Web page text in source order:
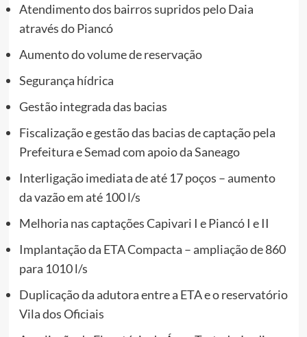
Atendimento dos bairros supridos pelo Daia
através do Piancó
Aumento do volume de reservação
Segurança hídrica
Gestão integrada das bacias
Fiscalização e gestão das bacias de captação pela
Prefeitura e Semad com apoio da Saneago
Interligação imediata de até 17 poços – aumento
da vazão em até 100 l/s
Melhoria nas captações Capivari I e Piancó I e II
Implantação da ETA Compacta – ampliação de 860
para 1010 l/s
Duplicação da adutora entre a ETA e o reservatório
Vila dos Oficiais